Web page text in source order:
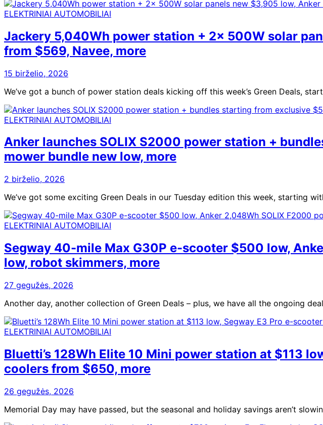
ELEKTRINIAI AUTOMOBILIAI
Jackery 5,040Wh power station + 2x 500W solar
from $569, Navee, more
15 birželio, 2026
We’ve got a bunch of power station deals kicking off this week’s Green Deals,
ELEKTRINIAI AUTOMOBILIAI
Anker launches SOLIX S2000 power station +
mower bundle new low, more
2 birželio, 2026
We’ve got some exciting Green Deals in our Tuesday edition this week, starting
ELEKTRINIAI AUTOMOBILIAI
Segway 40-mile Max G30P e-scooter $500 low,
low, robot skimmers, more
27 gegužės, 2026
Another day, another collection of Green Deals – plus, we have all the ongoing
ELEKTRINIAI AUTOMOBILIAI
Bluetti’s 128Wh Elite 10 Mini power station at $113
coolers from $650, more
26 gegužės, 2026
Memorial Day may have passed, but the seasonal and holiday savings aren’t